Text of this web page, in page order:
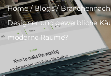
Home/Blogs/
Designer und gewerbliche
moderne Räume?